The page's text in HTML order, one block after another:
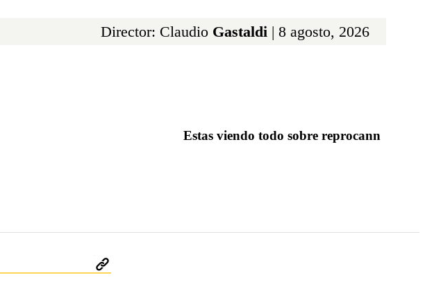
Director: Claudio Gastaldi | 8 agosto, 2026
Estas viendo todo sobre reprocann